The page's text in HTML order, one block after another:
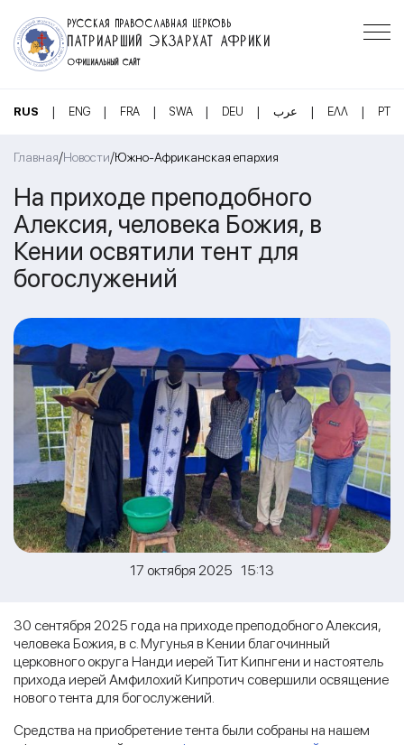
РУССКАЯ ПРАВОСЛАВНАЯ ЦЕРКОВЬ
ПАТРИАРШИЙ ЭКЗАРХАТ АФРИКИ
ОФИЦИАЛЬНЫЙ САЙТ
RUS | ENG | FRA | SWA | DEU | عرب | ΕΛΛ | PT
Главная/Новости/Южно-Африканская епархия
На приходе преподобного
Алексия, человека Божия, в
Кении освятили тент для
богослужений
17 октября 2025 15:13
30 сентября 2025 года на приходе преподобного Алексия,
человека Божия, в с. Мугунья в Кении благочинный
церковного округа Нанди иерей Тит Кипнгени и настоятель
прихода иерей Амфилохий Кипротич совершили освящение
нового тента для богослужений.
Средства на приобретение тента были собраны на нашем